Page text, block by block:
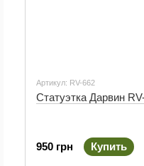
Артикул: RV-662
Статуэтка Дарвин
950 грн Купить